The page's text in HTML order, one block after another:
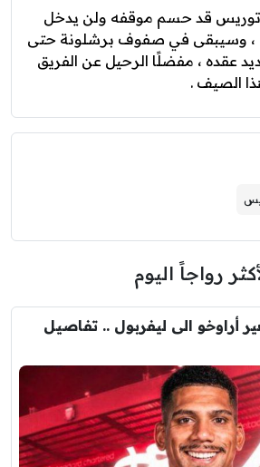
توريس قد حسم موقفه ولن يدخل
، وسيبقى في صفوف برشلونة حتى
عقده ، مفضلًا الرحيل عن الفريق
الصيف .
رواجاً اليوم
أراوخو الى ليفربول .. تفاصيل